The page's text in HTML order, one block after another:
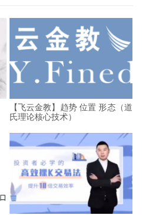
【飞云金教】趋势 位置 形态（道
氏理论核心技术）